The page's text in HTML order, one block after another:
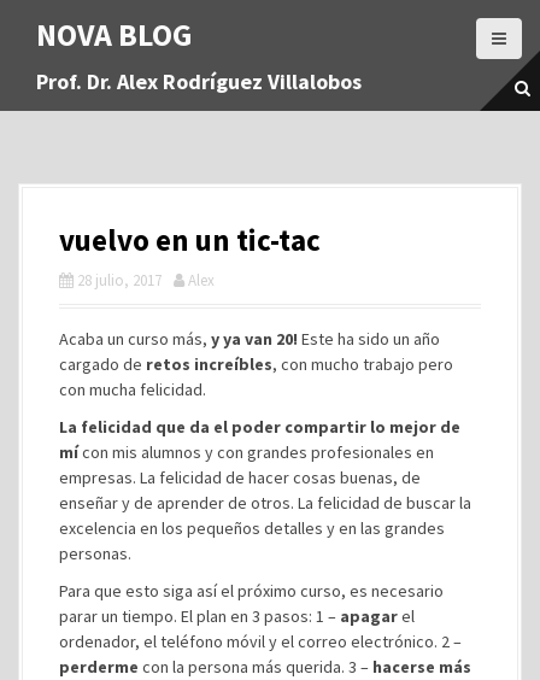
a
NOVA BLOG
Prof. Dr. Alex Rodríguez Villalobos
vuelvo en un tic-tac
28 julio, 2017 Alex
Acaba un curso más, y ya van 20! Este ha sido un año
cargado de retos increíbles, con mucho trabajo pero
con mucha felicidad.
La felicidad que da el poder compartir lo mejor de
mícon mis alumnos y con grandes profesionales en
empresas. La felicidad de hacer cosas buenas, de
enseñar y de aprender de otros. La felicidad de buscar la
excelencia en los pequeños detalles y en las grandes
personas.
Para que esto siga así el próximo curso, es necesario
parar un tiempo. El plan en 3 pasos: 1 – apagarel
ordenador, el teléfono móvil y el correo electrónico. 2 –
perderme con la persona más querida. 3 – hacerse más